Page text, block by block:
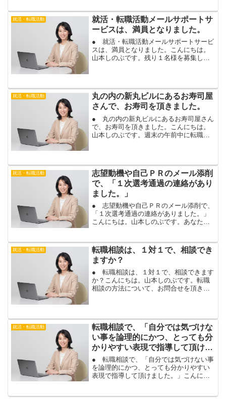
ます。ご参加頂く皆さま...
就活・転職活動
就活・転職活動メールサポートサ
ービスは、満員となりました。
● 就活・転職活動メールサポートサービ
スは、満員となりました。こんにちは。
山本しのぶです。残り１名様を募集して
募集については、一旦、...
就活・転職活動
丸の内の新丸ビルにあるお寿司屋
さんで、お寿司を頂きました。
● 丸の内の新丸ビルにあるお寿司屋さん
で、お寿司を頂きました。こんにちは。
山本しのぶです。週末の午前中に転職相
料理などが続き、ちょっ...
就活・転職活動
志望動機や自己ＰＲのメール添削
で、「１次選考通過の連絡があり
ました。」
● 志望動機や自己ＰＲのメール添削で、
「１次選考通過の連絡がありました。」
こんにちは。山本しのぶです。あなた
志望動機の書き方に、悩む場合が多いで
すね。自己ＰＲや志望動機...
就活・転職活動
転職相談は、１対１で、相談でき
ますか？
● 転職相談は、１対１で、相談できます
か？こんにちは。山本しのぶです。転職
相談の方法について、お問合せを頂きま
相談は、１対１で、相談...
就活・転職活動
転職相談で、「自分では気づけな
い事を論理的にかつ、とっても分
かりやすい表現で指導して頂けま
した。」
● 転職相談で、「自分では気づけない事
を論理的にかつ、とっても分かりやすい
表現で指導して頂けました。」こんにち